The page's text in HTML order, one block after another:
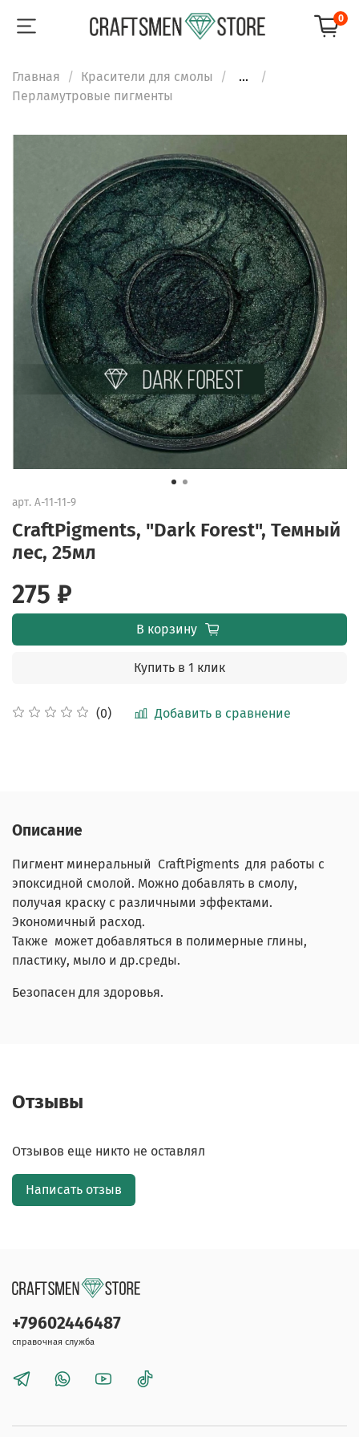
0
Главная Красители для смолы
...
Перламутровые пигменты
арт. A-11-11-9
CraftPigments, "Dark Forest", Темный
лес, 25мл
(0) Добавить в сравнение
275 ₽
В корзину
Купить в 1 клик
Описание
Пигмент минеральный CraftPigments для работы с
эпоксидной смолой. Можно добавлять в смолу,
получая краску с различными эффектами.
Экономичный расход.
Также может добавляться в полимерные глины,
пластику, мыло и др.среды.
Безопасен для здоровья.
Отзывы
Отзывов еще никто не оставлял
Написать отзыв
+79602446487
справочная служба